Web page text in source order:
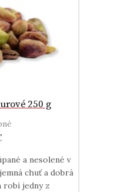
250 g
a nesolené v
chuť a dobrá
robí jedny z